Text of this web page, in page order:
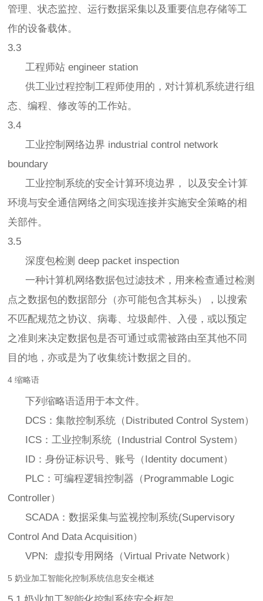
管理、状态监控、运行数据采集以及重要信息存储等工
作的设备载体。
3.3
工程师站 engineer station
供工业过程控制工程师使用的，对计算机系统进行组
态、编程、修改等的工作站。
3.4
工业控制网络边界 industrial control network
boundary
工业控制系统的安全计算环境边界， 以及安全计算
环境与安全通信网络之间实现连接并实施安全策略的相
关部件。
3.5
深度包检测 deep packet inspection
一种计算机网络数据包过滤技术，用来检查通过检测
点之数据包的数据部分（亦可能包含其标头），以搜索
不匹配规范之协议、病毒、垃圾邮件、入侵，或以预定
之准则来决定数据包是否可通过或需被路由至其他不同
目的地，亦或是为了收集统计数据之目的。
4 缩略语
下列缩略语适用于本文件。
DCS：集散控制系统（Distributed Control System）
ICS：工业控制系统（Industrial Control System）
ID：身份证标识号、账号（Identity document）
PLC：可编程逻辑控制器（Programmable Logic
Controller）
SCADA：数据采集与监视控制系统(Supervisory
Control And Data Acquisition）
VPN: 虚拟专用网络（Virtual Private Network）
5 奶业加工智能化控制系统信息安全概述